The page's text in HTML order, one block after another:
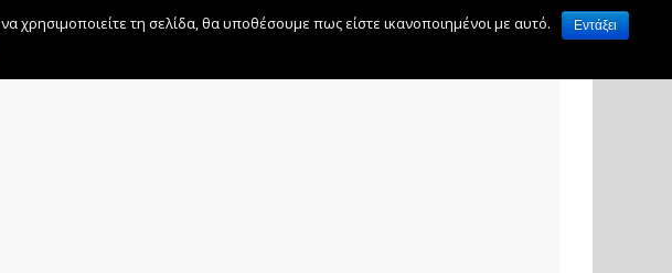
τη σελίδα, θα υποθέσουμε πως είστε ικανοποιημένοι με αυτό.
Εντάξει